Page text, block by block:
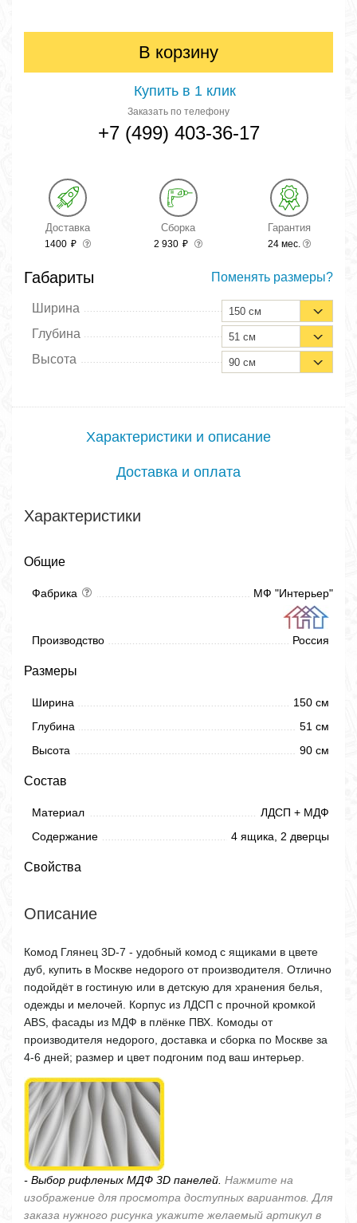
В корзину
Купить в 1 клик
Заказать по телефону
+7 (499) 403-36-17
Доставка
1400 ₽
Сборка
2 930 ₽
Гарантия
24 мес.
Габариты Поменять размеры?
Ширина 150 см
Глубина 51 см
Высота 90 см
Характеристики и описание
Доставка и оплата
Характеристики
Общие
Фабрика МФ "Интерьер"
Производство Россия
Размеры
Ширина
150 см
Глубина
51 см
Высота
90 см
Состав
Материал
ЛДСП + МДФ
Содержание
4 ящика, 2 дверцы
Свойства
Описание
Комод Глянец 3D-7 - удобный комод с ящиками в цвете
дуб, купить в Москве недорого от производителя. Отлично
подойдёт в гостиную или в детскую для хранения белья,
одежды и мелочей. Корпус из ЛДСП с прочной кромкой
ABS, фасады из МДФ в плёнке ПВХ. Комоды от
производителя недорого, доставка и сборка по Москве за
4-6 дней; размер и цвет подгоним под ваш интерьер.
- Выбор рифленых МДФ 3D панелей. Нажмите на
изображение для просмотра доступных вариантов. Для
заказа нужного рисунка укажите желаемый артикул в